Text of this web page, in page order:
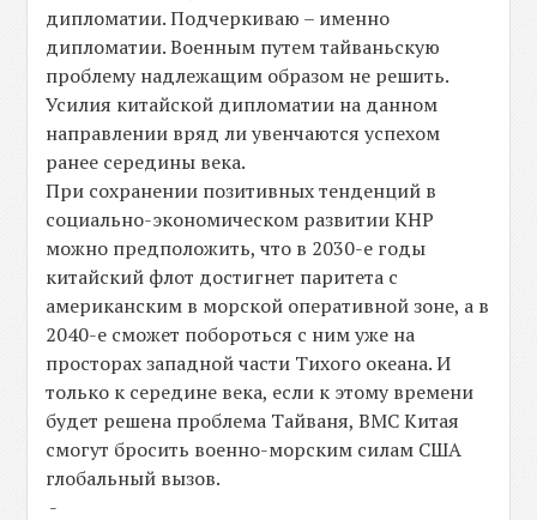
дипломатии. Подчеркиваю – именно
дипломатии. Военным путем тайваньскую
проблему надлежащим образом не решить.
Усилия китайской дипломатии на данном
направлении вряд ли увенчаются успехом
ранее середины века.
При сохранении позитивных тенденций в
социально-экономическом развитии КНР
можно предположить, что в 2030-е годы
китайский флот достигнет паритета с
американским в морской оперативной зоне, а в
2040-е сможет побороться с ним уже на
просторах западной части Тихого океана. И
только к середине века, если к этому времени
будет решена проблема Тайваня, ВМС Китая
смогут бросить военно-морским силам США
глобальный вызов.
-